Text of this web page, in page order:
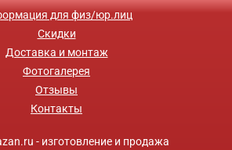
для физ/юр.лиц
Скидки
Доставка и монтаж
Фотогалерея
Отзывы
Контакты
- изготовление и продажа